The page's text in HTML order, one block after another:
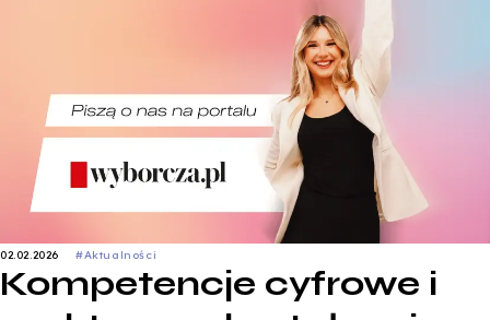
Zapisz się na studia
02.02.2026 #Aktualności
Kompetencje cyfrowe i